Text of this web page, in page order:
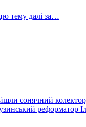
цю тему далі за…
сонячний
реформатор